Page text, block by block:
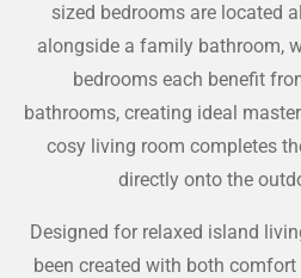
sized bedrooms are located
alongside a family bathroom,
bedrooms each benefit
bathrooms, creating ideal
cosy living room completes
directly onto the
Designed for relaxed island
been created with both